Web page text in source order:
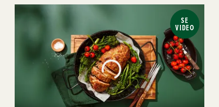
SE
VIDEO